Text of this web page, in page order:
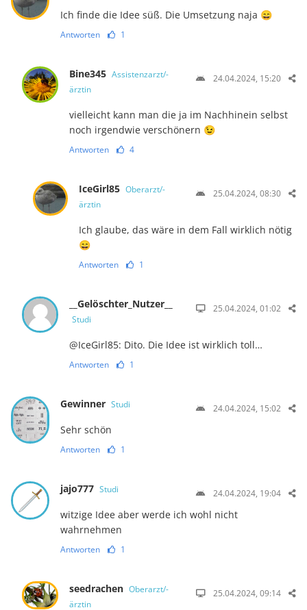
Ich finde die Idee süß. Die Umsetzung naja 😄
Antworten 1
Bine345 Assistenzarzt/-
ärztin
24.04.2024, 15:20
vielleicht kann man die ja im Nachhinein selbst
noch irgendwie verschönern 😉
Antworten 4
IceGirl85 Oberarzt/-
ärztin
25.04.2024, 08:30
Ich glaube, das wäre in dem Fall wirklich nötig
😄
Antworten 1
__Gelöschter_Nutzer__
Studi
25.04.2024, 01:02
@IceGirl85: Dito. Die Idee ist wirklich toll…
Antworten 1
Gewinner Studi 24.04.2024, 15:02
Sehr schön
Antworten 1
jajo777 Studi 24.04.2024, 19:04
witzige Idee aber werde ich wohl nicht
wahrnehmen
Antworten 1
seedrachen Oberarzt/-
ärztin
25.04.2024, 09:14